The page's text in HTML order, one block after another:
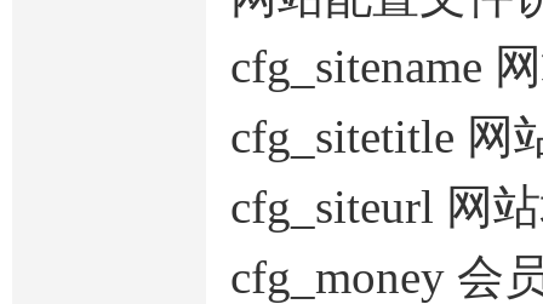
cfg_sitename
cfg_sitetitle 网
cfg_siteurl 网
cfg_money 会